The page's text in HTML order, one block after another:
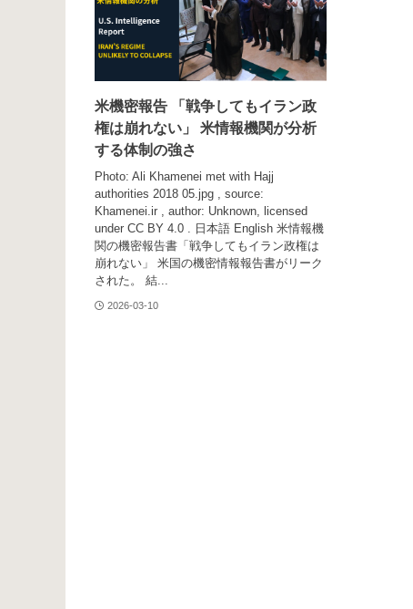
米機密報告 「戦争してもイラン政
権は崩れない」 米情報機関が分析
する体制の強さ
Photo: Ali Khamenei met with Hajj
authorities 2018 05.jpg , source:
Khamenei.ir , author: Unknown, licensed
under CC BY 4.0 . 日本語 English 米情報機
関の機密報告書「戦争してもイラン政権は
崩れない」 米国の機密情報報告書がリーク
された。 結...
2026-03-10